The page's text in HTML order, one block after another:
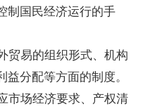
制国民经济运行的手
易的组织形式、机构
分配等方面的制度。
场经济要求、产权清